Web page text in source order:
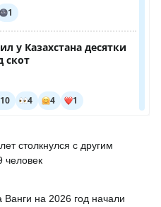
столкнулся с другим
человек
Ванги на 2026 год начали